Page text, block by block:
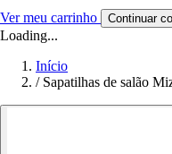
Ver meu carrinho Continuar
Loading...
Início
/ Sapatilhas de salão